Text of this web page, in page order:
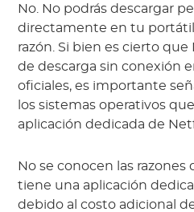
No. No podrás descargar
directamente en tu
razón. Si bien es cierto
de descarga sin conexión
oficiales, es importante
los sistemas operativos
aplicación dedicada de
No se conocen las
tiene una aplicación
debido al costo adicional